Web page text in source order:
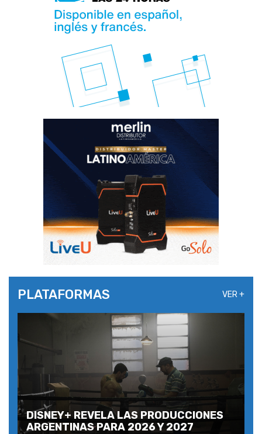
PLATAFORMAS VER +
DISNEY+ REVELA LAS PRODUCCIONES
ARGENTINAS PARA 2026 Y 2027